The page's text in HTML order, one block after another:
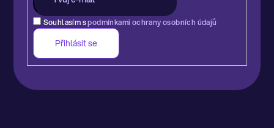
Souhlasím spodmínkami ochrany osobních údajů
Přihlásit se